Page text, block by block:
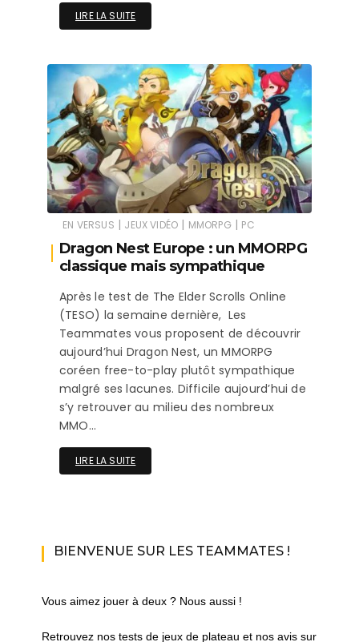
LIRE LA SUITE
EN VERSUS | JEUX VIDÉO | MMORPG | PC
Dragon Nest Europe : un MMORPG
classique mais sympathique
Après le test de The Elder Scrolls Online
(TESO) la semaine dernière, Les
Teammates vous proposent de découvrir
aujourd’hui Dragon Nest, un MMORPG
coréen free-to-play plutôt sympathique
malgré ses lacunes. Difficile aujourd’hui de
s’y retrouver au milieu des nombreux
MMO…
LIRE LA SUITE
BIENVENUE SUR LES TEAMMATES !
Vous aimez jouer à deux ? Nous aussi !
Retrouvez nos tests de jeux de plateau et nos avis sur